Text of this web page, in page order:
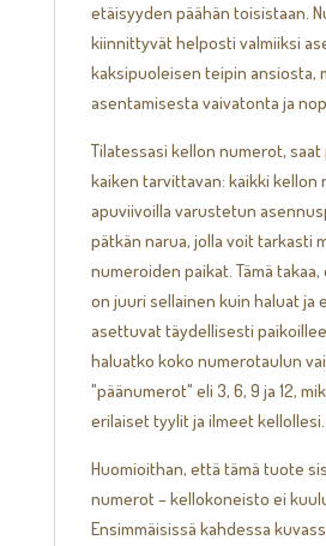
etäisyyden päähän toisistaan.
kiinnittyvät helposti valmiiksi
kaksipuoleisen teipin ansiosta,
asentamisesta vaivatonta ja
Tilatessasi kellon numerot,
kaiken tarvittavan: kaikki kellon
apuviivoilla varustetun
pätkän narua, jolla voit tarkasti
numeroiden paikat. Tämä
on juuri sellainen kuin haluat ja
asettuvat täydellisesti
haluatko koko numerotaulun
"päänumerot" eli 3, 6, 9 ja 12,
erilaiset tyylit ja ilmeet kellollesi.
Huomioithan, että tämä tuote
numerot – kellokoneisto ei
Ensimmäisissä kahdessa